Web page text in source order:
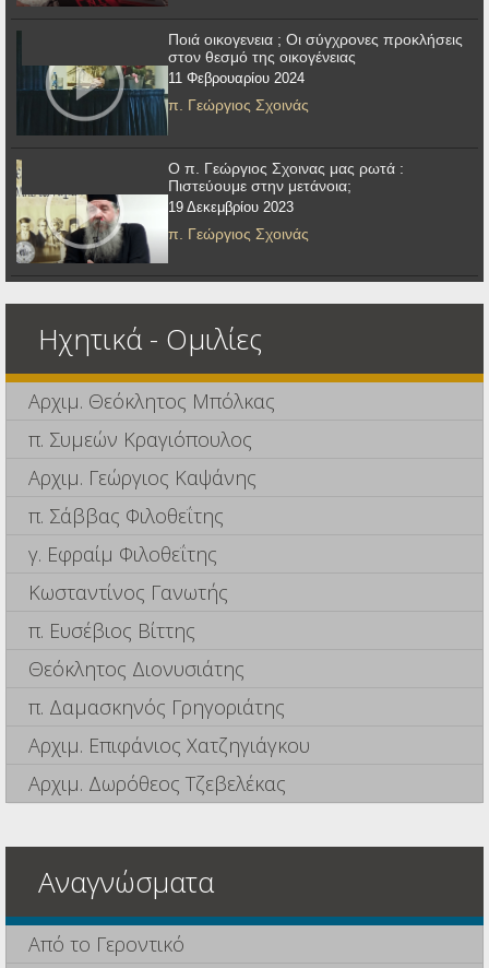
Ποιά οικογενεια ; Οι σύγχρονες προκλήσεις
στον θεσμό της οικογένειας
11 Φεβρουαρίου 2024
π. Γεώργιος Σχοινάς
Ο π. Γεώργιος Σχοινας μας ρωτά :
Πιστεύουμε στην μετάνοια;
19 Δεκεμβρίου 2023
π. Γεώργιος Σχοινάς
Ηχητικά - Ομιλίες
Αρχιμ. Θεόκλητος Μπόλκας
π. Συμεών Κραγιόπουλος
Αρχιμ. Γεώργιος Καψάνης
π. Σάββας Φιλοθεΐτης
γ. Εφραίμ Φιλοθεΐτης
Κωσταντίνος Γανωτής
π. Ευσέβιος Βίττης
Θεόκλητος Διονυσιάτης
π. Δαμασκηνός Γρηγοριάτης
Αρχιμ. Επιφάνιος Χατζηγιάγκου
Αρχιμ. Δωρόθεος Τζεβελέκας
Αναγνώσματα
Από το Γεροντικό